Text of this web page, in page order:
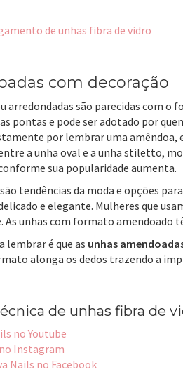
de unhas fibra de vidro
com decoração
arredondadas são parecidas com
pontas e pode ser adotado por
por lembrar uma
a unha oval e a unha stiletto,
sua popularidade aumenta.
são tendências da moda e opções
e elegante. Mulheres que
As unhas com formato amendoado
lembrar é que as unhas
alonga os dedos trazendo a
de unhas fibra de
no Youtube
Instagram
Nails no Facebook